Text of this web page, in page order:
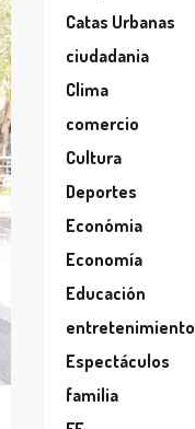
Catas Urbanas
ciudadania
Clima
comercio
Cultura
Deportes
Económia
Economía
Educación
entretenimiento
Espectáculos
familia